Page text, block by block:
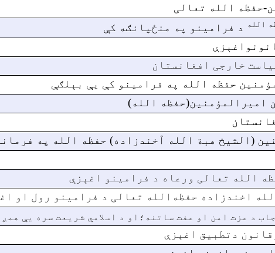
حفظه الله تعالی
الله
د فرامينو په منځپانګه کې
خارجی افغانستان
حفظه الله په فرامینو کې یې بېلګې
امیرالمؤمنین(حفظه الله)
(الشیخ هبة الله آخندزاده) حفظه الله په
الله تعالی ورعاه د فرامینو اغېزې
اخندزاده حفظه‌الله تعالی د فرامینو رول او
د عزت امن او عفت ساتنه؛او د اسلامي شريعت سره یې
دتطبیق اغېزې